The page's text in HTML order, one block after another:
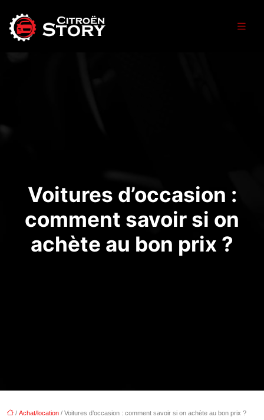
Voitures d’occasion :
comment savoir si on
achète au bon prix ?
/ Achat/location / Voitures d’occasion : comment savoir si on achète au bon prix ?